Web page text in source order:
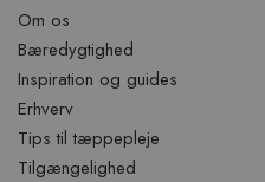
Om os
Bæredygtighed
Inspiration og guides
Erhverv
Tips til tæppepleje
Tilgængelighed